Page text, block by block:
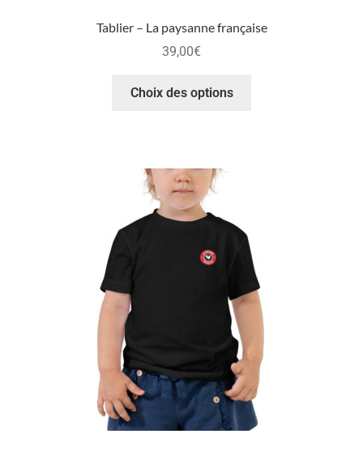
Tablier – La paysanne française
39,00€
Choix des options